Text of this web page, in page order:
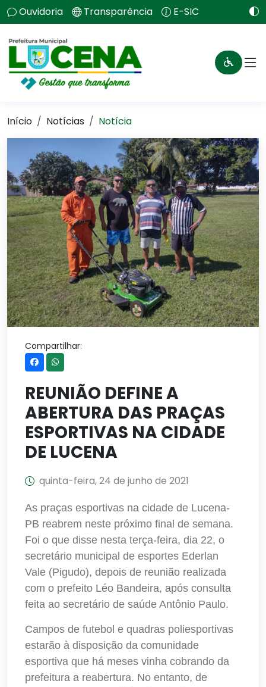
Ouvidoria Transparência E-SIC
Início Notícias Notícia
Compartilhar:
REUNIÃO DEFINE A
ABERTURA DAS PRAÇAS
ESPORTIVAS NA CIDADE
DE LUCENA
quinta-feira, 24 de junho de 2021
As praças esportivas na cidade de Lucena-
PB reabrem neste próximo final de semana.
Foi o que disse nesta terça-feira, dia 22, o
secretário municipal de esportes Ederlan
Vale (Pigudo), depois de reunião realizada
com o prefeito Léo Bandeira, após consulta
feita ao secretário de saúde Antônio Paulo.
Campos de futebol e quadras poliesportivas
estarão à disposição da comunidade
esportiva que há meses vinha cobrando da
prefeitura a reabertura. No entanto, de